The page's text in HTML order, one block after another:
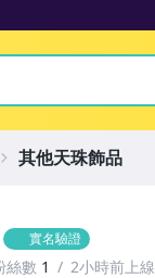
實名驗證
絲數 1
2小時前上線
其他天珠飾品